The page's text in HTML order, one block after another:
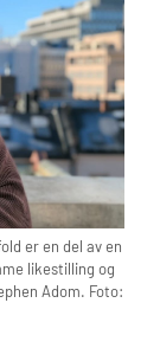
er en del av en
likestilling og
Adom. Foto: